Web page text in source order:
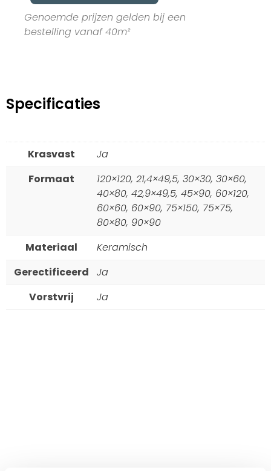
Genoemde prijzen gelden bij een
bestelling vanaf 40m²
Specificaties
Krasvast
Ja
Formaat
120×120, 21,4×49,5, 30×30, 30×60,
40×80, 42,9×49,5, 45×90, 60×120,
60×60, 60×90, 75×150, 75×75,
80×80, 90×90
Materiaal
Keramisch
Gerectificeerd
Ja
Vorstvrij
Ja